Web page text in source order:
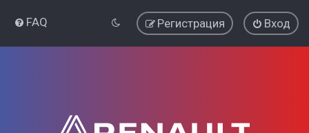
FAQ Вход
Регистрация